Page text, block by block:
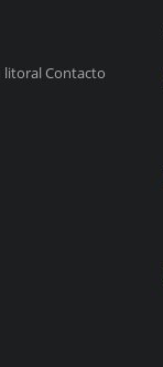
litoral Contacto